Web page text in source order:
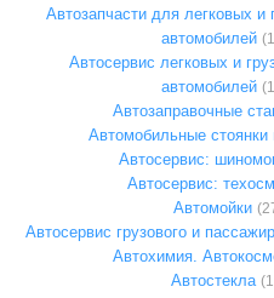
Автозапчасти для легковых и
автомобилей
Автосервис легковых и
автомобилей
Автозаправочные
Автомобильные стоянки
Автосервис:
Автосервис:
Автомойки
Автосервис грузового и
Автохимия.
Автостекла